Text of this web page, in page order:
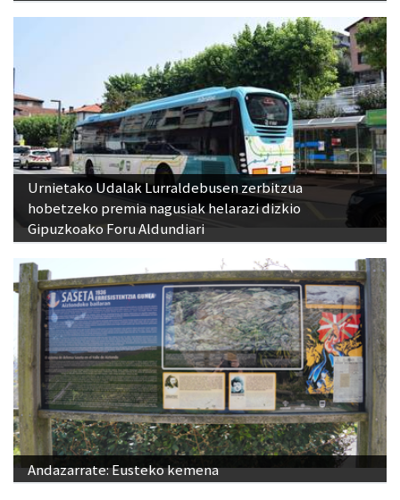
Urnietako Udalak Lurraldebusen zerbitzua
hobetzeko premia nagusiak helarazi dizkio
Gipuzkoako Foru Aldundiari
Andazarrate: Eusteko kemena